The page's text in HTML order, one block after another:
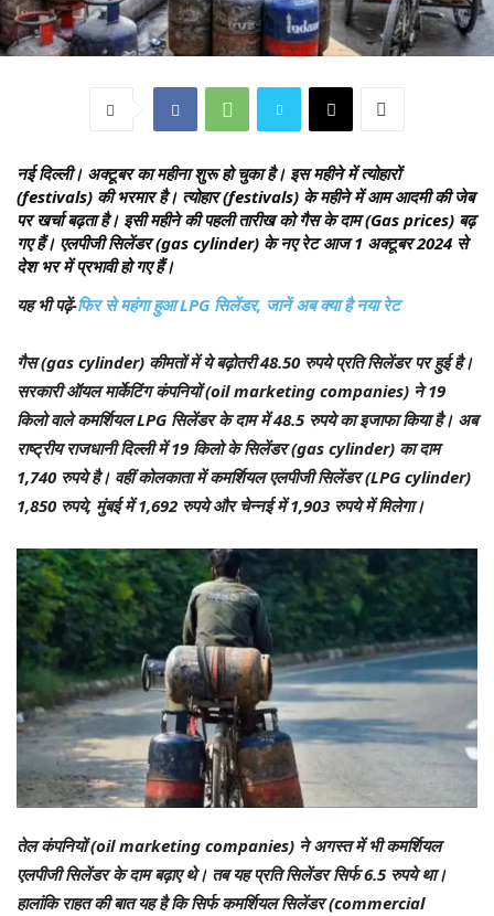
नई दिल्ली। अक्टूबर का महीना शुरू हो चुका है। इस महीने में त्योहारों
(festivals) की भरमार है। त्योहार (festivals) के महीने में आम आदमी की जेब
पर खर्चा बढ़ता है। इसी महीने की पहली तारीख को गैस के दाम (Gas prices) बढ़
गए हैं। एलपीजी सिलेंडर (gas cylinder) के नए रेट आज 1 अक्टूबर 2024 से
देश भर में प्रभावी हो गए हैं।
यह भी पढ़ें-फिर से महंगा हुआ LPG सिलेंडर, जानें अब क्या है नया रेट
गैस (gas cylinder) कीमतों में ये बढ़ोतरी 48.50 रुपये प्रति सिलेंडर पर हुई है।
सरकारी ऑयल मार्केटिंग कंपनियों (oil marketing companies) ने 19
किलो वाले कमर्शियल LPG सिलेंडर के दाम में 48.5 रुपये का इजाफा किया है। अब
राष्ट्रीय राजधानी दिल्ली में 19 किलो के सिलेंडर (gas cylinder) का दाम
1,740 रुपये है। वहीं कोलकाता में कमर्शियल एलपीजी सिलेंडर (LPG cylinder)
1,850 रुपये, मुंबई में 1,692 रुपये और चेन्नई में 1,903 रुपये में मिलेगा।
तेल कंपनियों (oil marketing companies) ने अगस्त में भी कमर्शियल
एलपीजी सिलेंडर के दाम बढ़ाए थे। तब यह प्रति सिलेंडर सिर्फ 6.5 रुपये था।
हालांकि राहत की बात यह है कि सिर्फ कमर्शियल सिलेंडर (commercial